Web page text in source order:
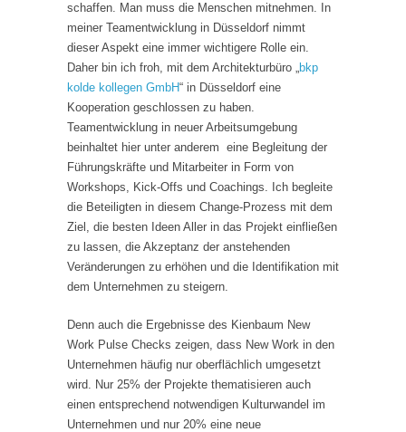
schaffen. Man muss die Menschen mitnehmen. In
meiner Teamentwicklung in Düsseldorf nimmt
dieser Aspekt eine immer wichtigere Rolle ein.
Daher bin ich froh, mit dem Architekturbüro „bkp
kolde kollegen GmbH“ in Düsseldorf eine
Kooperation geschlossen zu haben.
Teamentwicklung in neuer Arbeitsumgebung
beinhaltet hier unter anderem eine Begleitung der
Führungskräfte und Mitarbeiter in Form von
Workshops, Kick-Offs und Coachings. Ich begleite
die Beteiligten in diesem Change-Prozess mit dem
Ziel, die besten Ideen Aller in das Projekt einfließen
zu lassen, die Akzeptanz der anstehenden
Veränderungen zu erhöhen und die Identifikation mit
dem Unternehmen zu steigern.
Denn auch die Ergebnisse des Kienbaum New
Work Pulse Checks zeigen, dass New Work in den
Unternehmen häufig nur oberflächlich umgesetzt
wird. Nur 25% der Projekte thematisieren auch
einen entsprechend notwendigen Kulturwandel im
Unternehmen und nur 20% eine neue